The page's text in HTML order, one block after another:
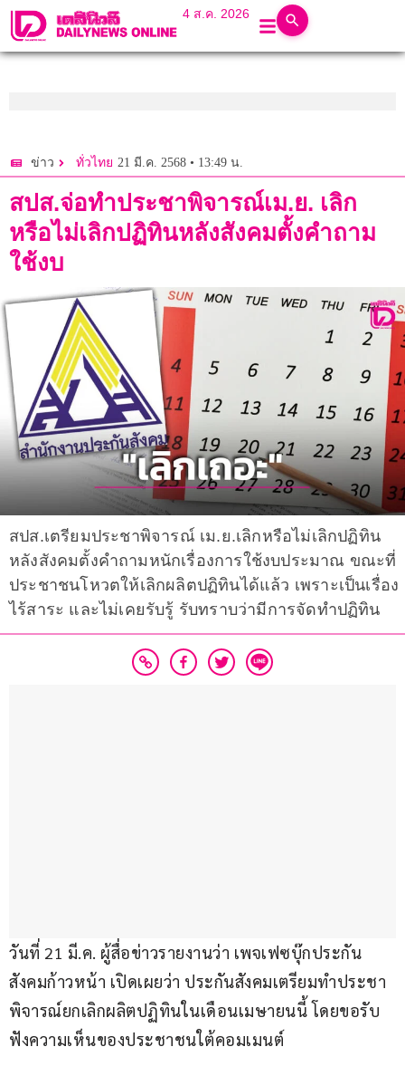
4 ส.ค. 2026
ข่าว ทั่วไทย 21 มี.ค. 2568 • 13:49 น.
สปส.จ่อทำประชาพิจารณ์เม.ย. เลิก
หรือไม่เลิกปฏิทินหลังสังคมตั้งคำถาม
ใช้งบ
สปส.เตรียมประชาพิจารณ์ เม.ย.เลิกหรือไม่เลิกปฏิทิน
หลังสังคมตั้งคำถามหนักเรื่องการใช้งบประมาณ ขณะที่
ประชาชนโหวตให้เลิกผลิตปฏิทินได้แล้ว เพราะเป็นเรื่อง
ไร้สาระ และไม่เคยรับรู้ รับทราบว่ามีการจัดทำปฏิทิน
วันที่ 21 มี.ค. ผู้สื่อข่าวรายงานว่า เพจเฟซบุ๊กประกัน
สังคมก้าวหน้า เปิดเผยว่า ประกันสังคมเตรียมทำประชา
พิจารณ์ยกเลิกผลิตปฏิทินในเดือนเมษายนนี้ โดยขอรับ
ฟังความเห็นของประชาชนใต้คอมเมนต์